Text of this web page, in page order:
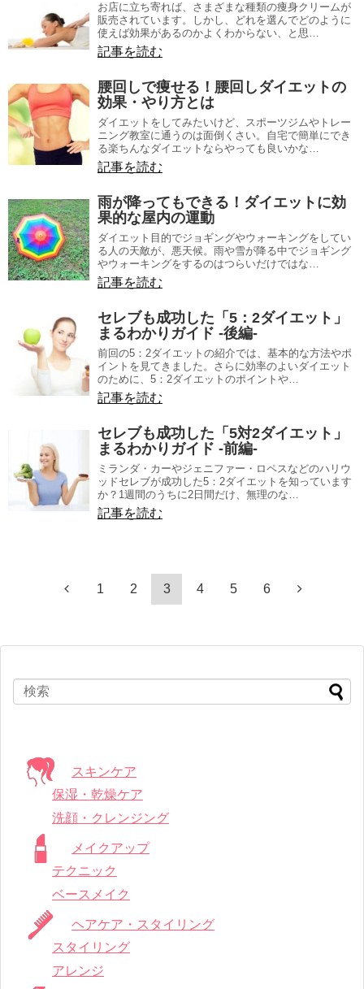
お店に立ち寄れば、さまざまな種類の痩身クリームが
販売されています。しかし、どれを選んでどのように
使えば効果があるのかよくわからない、と思…
記事を読む
腰回しで痩せる！腰回しダイエットの
効果・やり方とは
ダイエットをしてみたいけど、スポーツジムやトレー
ニング教室に通うのは面倒くさい。自宅で簡単にでき
る楽ちんなダイエットならやっても良いかな…
記事を読む
雨が降ってもできる！ダイエットに効
果的な屋内の運動
ダイエット目的でジョギングやウォーキングをしてい
る人の天敵が、悪天候。雨や雪が降る中でジョギング
やウォーキングをするのはつらいだけではな…
記事を読む
セレブも成功した「5：2ダイエット」
まるわかりガイド -後編-
前回の5：2ダイエットの紹介では、基本的な方法やポ
イントを見てきました。さらに効率のよいダイエット
のために、5：2ダイエットのポイントや…
記事を読む
セレブも成功した「5対2ダイエット」
まるわかりガイド -前編-
ミランダ・カーやジェニファー・ロペスなどのハリウ
ッドセレブが成功した5：2ダイエットを知っています
か？1週間のうちに2日間だけ、無理のな…
記事を読む
1 2 3 4 5 6
スキンケア
保湿・乾燥ケア
洗顔・クレンジング
メイクアップ
テクニック
ベースメイク
ヘアケア・スタイリング
スタイリング
アレンジ